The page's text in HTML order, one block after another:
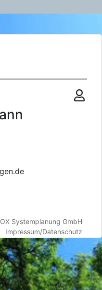
Systemplanung GmbH
Impressum/Datenschutz